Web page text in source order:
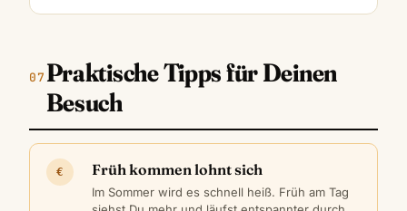
Praktische Tipps für Deinen
Besuch
€ Früh kommen lohnt sich
Im Sommer wird es schnell heiß. Früh am Tag